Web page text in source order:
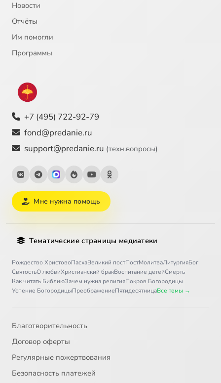
Новости
Отчёты
Им помогли
Программы
+7 (495) 722-92-79
fond@predanie.ru
support@predanie.ru (техн.вопросы)
Мне нужна помощь
Тематические страницы медиатеки
Рождество ХристовоПасхаВеликий постПостМолитваЛитургияБог
СвятостьО любвиХристианский бракВоспитание детейСмерть
Как читать БиблиюЗачем нужна религияПокров Богородицы
Успение БогородицыПреображениеПятидесятницаВсе темы →
Благотворительность
Договор оферты
Регулярные пожертвования
Безопасность платежей